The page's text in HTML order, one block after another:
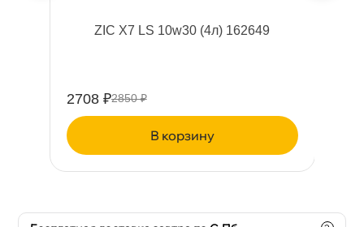
ZIC X7 LS 10w30 (4л) 162649
2708 ₽2850 ₽
корзину